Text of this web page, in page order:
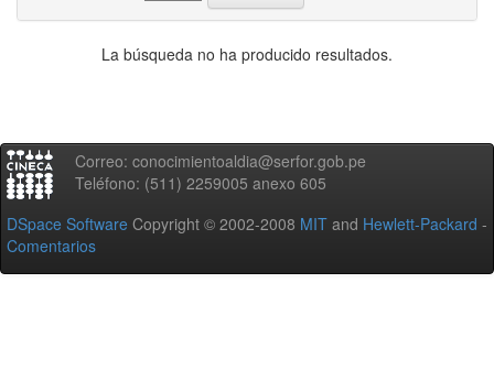
La búsqueda no ha producido resultados.
Correo: conocimientoaldia@serfor.gob.pe
Teléfono: (511) 2259005 anexo 605
DSpace Software Copyright © 2002-2008 MIT and Hewlett-Packard -
Comentarios